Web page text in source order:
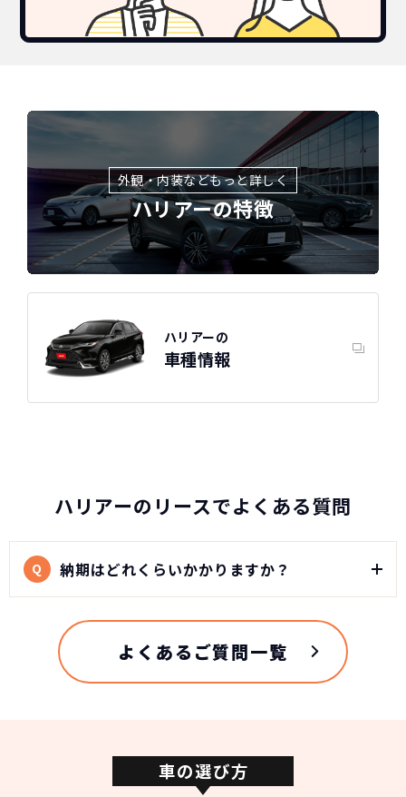
外観・内装などもっと詳しく
ハリアーの特徴
ハリアーの
車種情報
ハリアーのリースでよくある質問
Q 納期はどれくらいかかりますか？
よくあるご質問一覧
車の選び方